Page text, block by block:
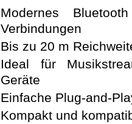
Modernes
Verbindungen
Bis zu 20 m
Ideal für
Geräte
Einfache Plug-and-
Kompakt und